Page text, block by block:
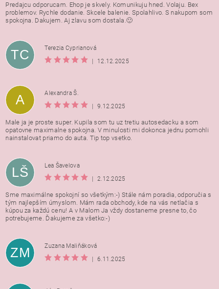
Predajcu odporucam. Ehop je skvely. Komunikuju hned. Volaju. Bex
problemov. Rychle dodanie. Skcele balenie. Spolahlivo. S nakupom som
spokojna. Dakujem. Aj zlavu som dostala.🙂
TC
Terezia Cyprianová
|
12.12.2025
A
Alexandra Š.
|
9.12.2025
Male ja je proste super. Kupila som tu uz tretiu autosedacku a som
opatovne maximalne spokojna. V minulosti mi dokonca jednu pomohli
nainstalovat priamo do auta. Tip top vsetko.
LŠ
Lea Šavelova
|
2.12.2025
Sme maximálne spokojní so všetkým:-) Stále nám poradia, odporučia s
tým najlepším úmyslom. Mám rada obchody, kde na vás netlačia s
kúpou za každú cenu! A v Malom Ja vždy dostaneme presne to, čo
potrebujeme. Ďakujeme za všetko:-)
ZM
Zuzana Maliňáková
|
6.11.2025